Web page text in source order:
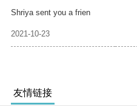
Shriya sent you a frien
2021-10-23
友情链接